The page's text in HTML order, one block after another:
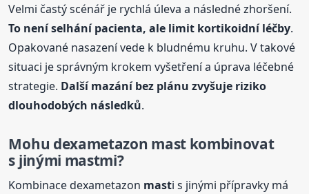
Velmi častý scénář je rychlá úleva a následné zhoršení.
To není selhání pacienta, ale limit kortikoidní léčby.
Opakované nasazení vede k bludnému kruhu. V takové
situaci je správným krokem vyšetření a úprava léčebné
strategie. Další mazání bez plánu zvyšuje riziko
dlouhodobých následků.
Mohu dexametazon mastkombinovat
s jinými mastmi?
Kombinace dexametazon masti s jinými přípravky má